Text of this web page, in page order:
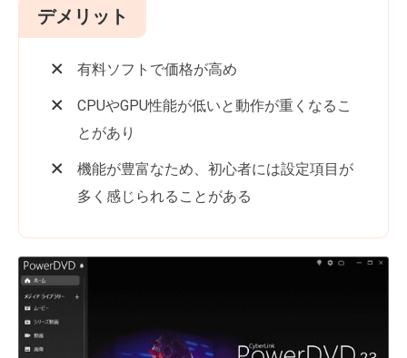
デメリット
有料ソフトで価格が高め
CPUやGPU性能が低いと動作が重くなるこ
とがあり
機能が豊富なため、初心者には設定項目が
多く感じられることがある